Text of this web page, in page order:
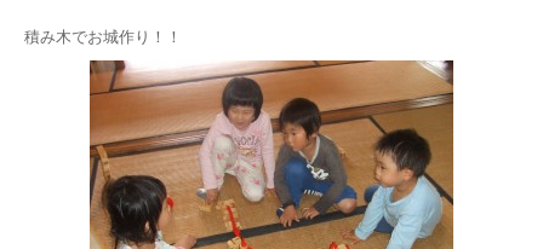
積み木でお城作り！！